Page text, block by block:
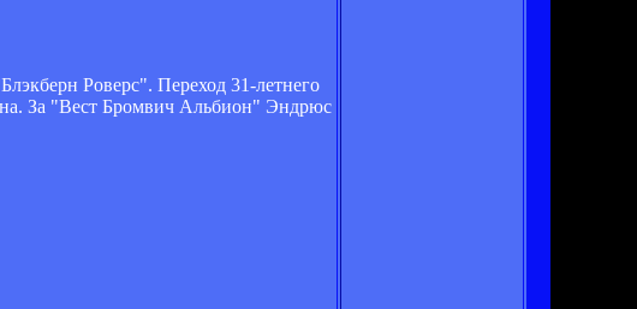
Роверс". Переход 31-летнего
За "Вест Бромвич Альбион" Эндрюс